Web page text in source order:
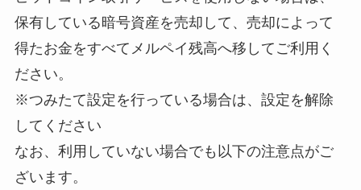
保有している暗号資産を売却して、売却によって
得たお金をすべてメルペイ残高へ移してご利用く
ださい。
※つみたて設定を行っている場合は、設定を解除
してください
なお、利用していない場合でも以下の注意点がご
ざいます。